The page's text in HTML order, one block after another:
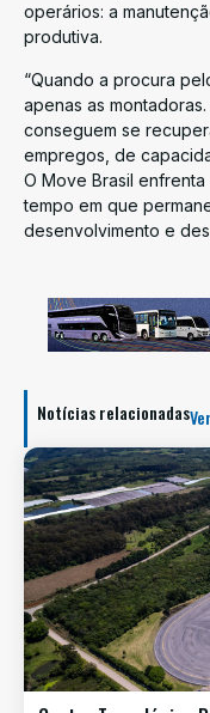
operários: a
produtiva.
“Quando a procura
apenas as
conseguem se
empregos, de
O Move Brasil
tempo em que
desenvolvimento e
Notícias relacionadas